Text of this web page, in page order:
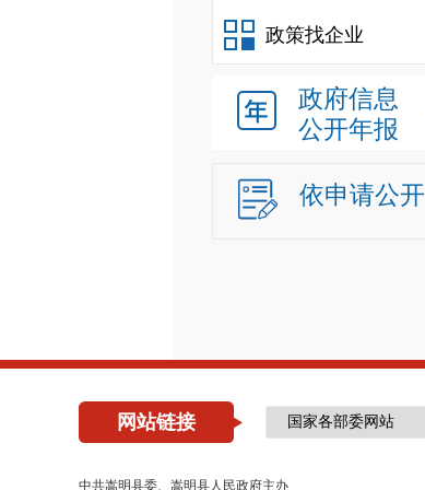
政策找企业
政府信息
公开年报
依申请公开
网站链接
中共嵩明县委、嵩明县人民政府主办